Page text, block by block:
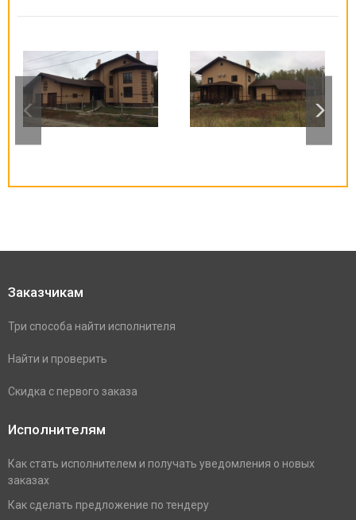
Заказчикам
Три способа найти исполнителя
Найти и проверить
Скидка с первого заказа
Исполнителям
Как стать исполнителем и получать уведомления о новых
заказах
Как сделать предложение по тендеру